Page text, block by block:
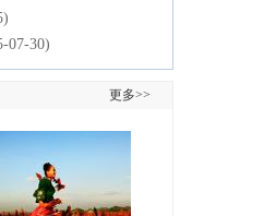
07-30)
更多>>